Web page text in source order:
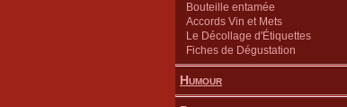
Bouteille entamée
Accords Vin et Mets
Le Décollage d'Étiquettes
Fiches de Dégustation
Humour